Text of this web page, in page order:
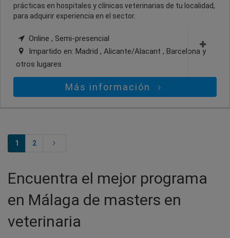
prácticas en hospitales y clínicas veterinarias de tu localidad,
para adquirir experiencia en el sector.
Online , Semi-presencial
Impartido en: Madrid , Alicante/Alacant , Barcelona y
otros lugares
Más información
1 2
Encuentra el mejor programa
en Málaga de masters en
veterinaria